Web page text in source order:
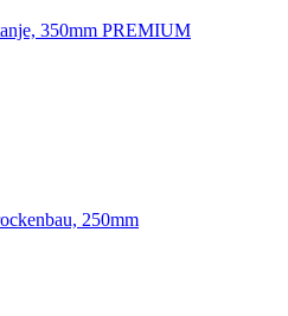
350mm PREMIUM
250mm